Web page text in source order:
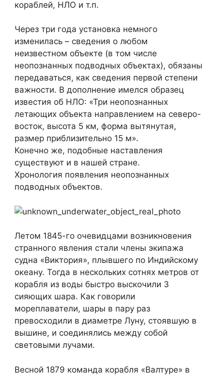
кораблей, НЛО и т.п.
Через три года установка немного
изменилась – сведения о любом
неизвестном объекте (в том числе
неопознанных подводных объектах), обязаны
передаваться, как сведения первой степени
важности. В дополнение имелся образец
известия об НЛО: «Три неопознанных
летающих объекта направлением на северо-
восток, высота 5 км, форма вытянутая,
размер приблизительно 15 м».
Конечно же, подобные наставления
существуют и в нашей стране.
Хронология появления неопознанных
подводных объектов.
Летом 1845-го очевидцами возникновения
странного явления стали члены экипажа
судна «Виктория», плывшего по Индийскому
океану. Тогда в нескольких сотнях метров от
корабля из воды быстро выскочили 3
сияющих шара. Как говорили
мореплаватели, шары в пару раз
превосходили в диаметре Луну, стоявшую в
вышине, и соединялись между собой
световыми лучами.
Весной 1879 команда корабля «Валтуре» в